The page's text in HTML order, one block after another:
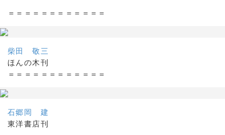
＝＝＝＝＝＝＝＝＝＝＝＝
柴田 敬三
ほんの木刊
＝＝＝＝＝＝＝＝＝＝＝＝
石郷岡 建
東洋書店刊